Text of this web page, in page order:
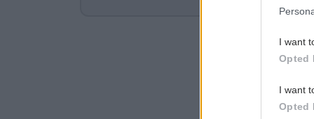
I want
Opted
I want
Opted